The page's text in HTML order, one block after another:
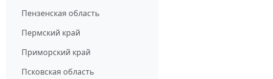
Пензенская область
Пермский край
Приморский край
Псковская область